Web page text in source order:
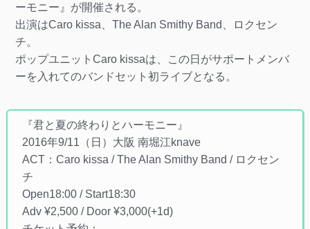
ーモニー』が開催される。
出演はCaro kissa、The Alan Smithy Band、ロクセン
チ。
ポップユニットCaro kissaは、この日がサポートメンバ
ーを入れてのバンドセット初ライブとなる。
『君と夏の終わりとハーモニー』
2016年9/11（日）大阪 南堀江knave
ACT：Caro kissa / The Alan Smithy Band / ロクセン
チ
Open18:00 / Start18:30
Adv ¥2,500 / Door ¥3,000(+1d)